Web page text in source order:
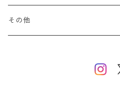
Kurogo Skin シリーズ
Project Bakery ZINE
その他